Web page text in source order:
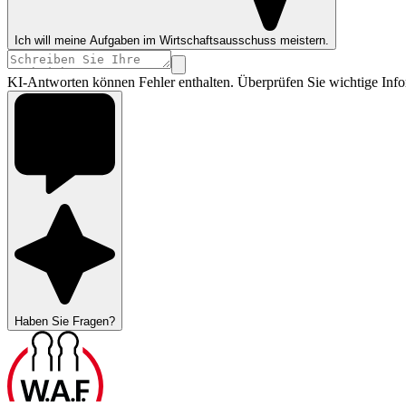
Ich will meine Aufgaben im Wirtschaftsausschuss meistern.
KI-Antworten können Fehler enthalten. Überprüfen Sie wichtige
Haben Sie Fragen?